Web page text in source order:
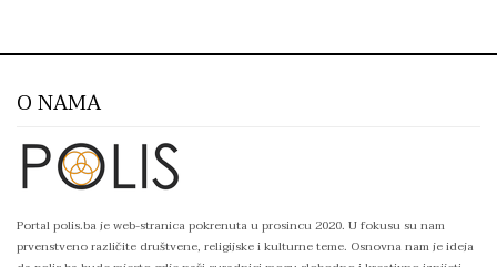
O NAMA
Portal polis.ba je web-stranica pokrenuta u prosincu 2020. U fokusu su nam
prvenstveno različite društvene, religijske i kulturne teme. Osnovna nam je ideja